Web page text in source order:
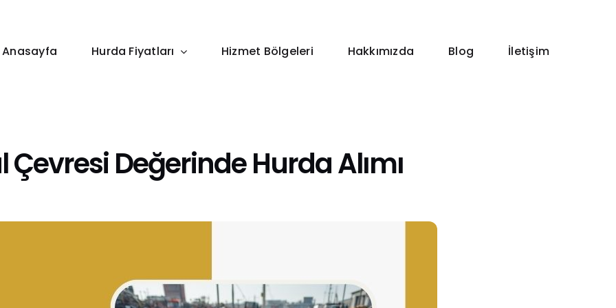
Anasayfa Hurda Fiyatları Hizmet Bölgeleri Hakkımızda Blog İletişim
Değerinde Hurda Alımı